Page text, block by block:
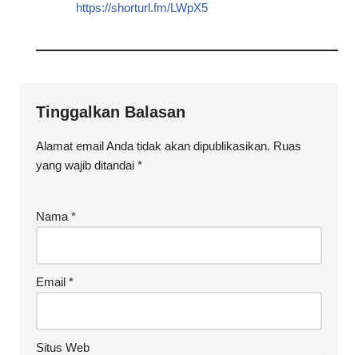
https://shorturl.fm/LWpX5
Tinggalkan Balasan
Alamat email Anda tidak akan dipublikasikan. Ruas
yang wajib ditandai *
Nama *
Email *
Situs Web